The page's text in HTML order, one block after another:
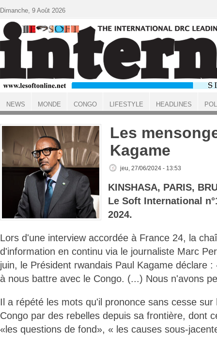
ACCUEIL
Les
Kagame
jeu, 27/06/2024 - 13:53
KINSHASA, PARIS,
Le Soft International
2024.
Lors d'une interview accordée à France 24, la
d'information en continu via le journaliste Marc
juin, le Président rwandais Paul Kagame déclare
à nous battre avec le Congo. (...) Nous n'avons
Il a répété les mots qu'il prononce sans cesse
Congo par des rebelles depuis sa frontière, dont
«les questions de fond», « les causes sous-
Dimanche, 9 Août 2026
NEWS MONDE CONGO LIFESTYLE HEADLINES